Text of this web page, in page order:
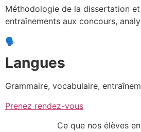
Méthodologie de la dissertation
entraînements aux concours,
🗣️
Langues
Grammaire, vocabulaire,
Prenez rendez-vous
Ce que nos élèves